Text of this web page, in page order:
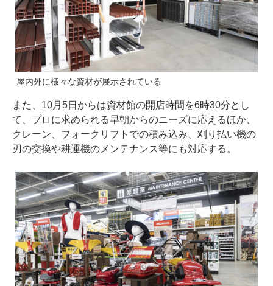
屋内外に様々な資材が展示されている
また、10⽉5⽇からは資材館の開店時間を6時30分とし
て、プロに求められる早朝からのニーズに応えるほか、
クレーン、フォークリフトでの積み込み、刈り払い機の
刃の交換や耕運機のメンテナンス等にも対応する。